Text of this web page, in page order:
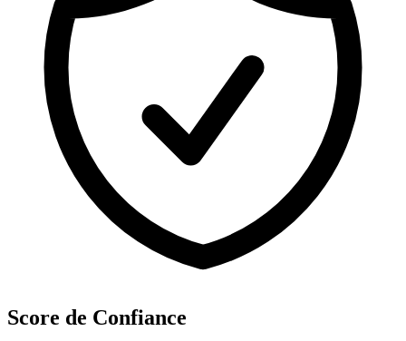
Score de Confiance